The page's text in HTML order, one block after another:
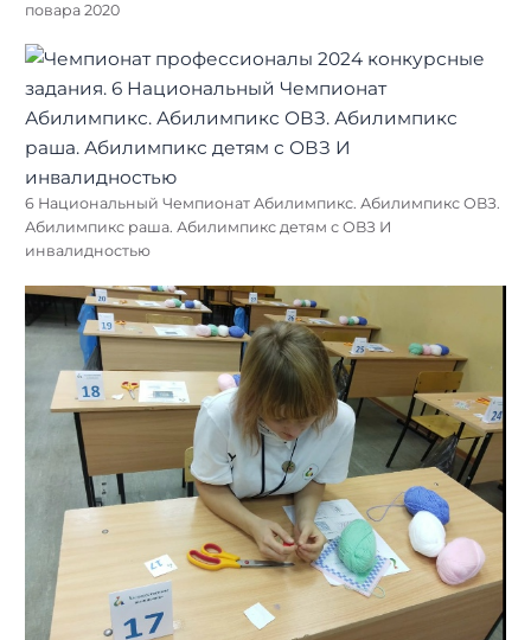
повара 2020
6 Национальный Чемпионат Абилимпикс. Абилимпикс ОВЗ.
Абилимпикс раша. Абилимпикс детям с ОВЗ И
инвалидностью